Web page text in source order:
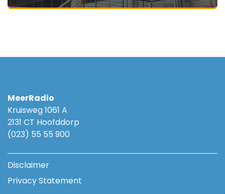
MeerRadio
Kruisweg 1061 A
2131 CT Hoofddorp
(023) 55 55 900
Disclaimer
Privacy Statement